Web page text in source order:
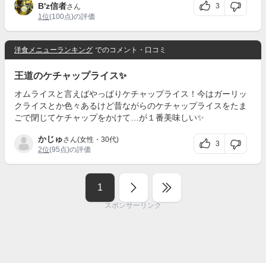
B'z信者さん
1位(100点)の評価
3
洋食メニューランキング でのコメント・口コミ
王道のケチャップライス✨
オムライスと言えばやっぱりケチャップライス！今はガーリッ
クライスとか色々あるけど昔ながらのケチャップライスをたま
ごで閉じてケチャップをかけて…が１番美味しい✨
かじゅさん(女性・30代)
2位(95点)の評価
3
1
スポンサーリンク